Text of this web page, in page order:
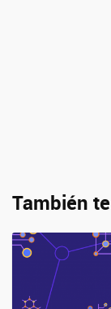
También